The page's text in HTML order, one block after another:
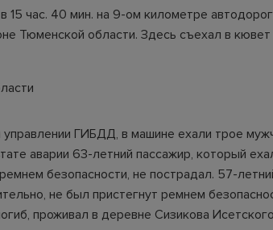
15 час. 40 мин. на 9-ом километре
Тюменской области. Здесь съехал в кювет
ГИБДД, в машине ехали трое
аварии 63-летний пассажир, который
безопасности, не пострадал. 57-
не был пристегнут ремнем
проживал в деревне Сизикова